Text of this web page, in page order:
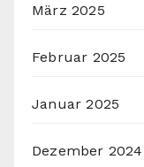
März 2025
Februar 2025
Januar 2025
Dezember 2024